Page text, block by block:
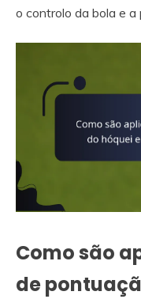
o controlo da bola e a
Como são
de